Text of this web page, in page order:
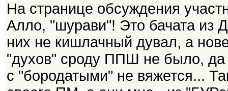
На странице обсуждения
Алло, "шурави"! Это бачата
них не кишлачный дувал, а
"духов" сроду ППШ не было,
с "бородатыми" не вяжется...